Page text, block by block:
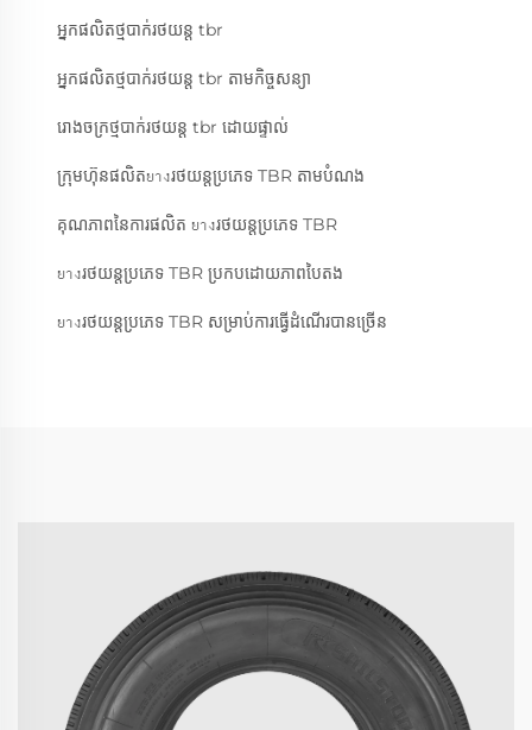
អ្នកផលិតថ្មបាក់រថយន្ត tbr
អ្នកផលិតថ្មបាក់រថយន្ត tbr តាមកិច្ចសន្យា
រោងចក្រថ្មបាក់រថយន្ត tbr ដោយផ្ទាល់
ក្រុមហ៊ុនផលិតยางរថយន្តប្រភេទ TBR តាមបំណង
គុណភាពនៃការផលិត ยางរថយន្តប្រភេទ TBR
ยางរថយន្តប្រភេទ TBR ប្រកបដោយភាពបៃតង
ยางរថយន្តប្រភេទ TBR សម្រាប់​ការធ្វើដំណើរ​បានច្រើន